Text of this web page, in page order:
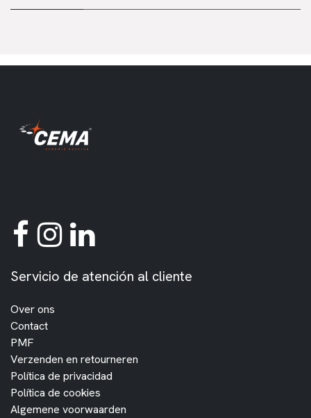
Servicio de atención al cliente
Over ons
Contact
PMF
Verzenden en retourneren
Política de privacidad
Política de cookies
Algemene voorwaarden